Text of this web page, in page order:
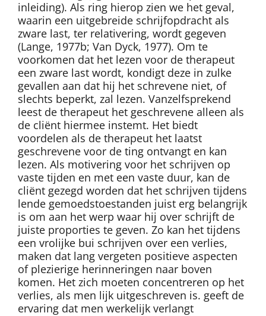
inleiding). Als ring hierop zien we het geval,
waarin een uitgebreide schrijfopdracht als
zware last, ter relativering, wordt gegeven
(Lange, 1977b; Van Dyck, 1977). Om te
voorkomen dat het lezen voor de therapeut
een zware last wordt, kondigt deze in zulke
gevallen aan dat hij het schrevene niet, of
slechts beperkt, zal lezen. Vanzelfsprekend
leest de therapeut het geschrevene alleen als
de cliënt hiermee instemt. Het biedt
voordelen als de therapeut het laatst
geschrevene voor de ting ontvangt en kan
lezen. Als motivering voor het schrijven op
vaste tijden en met een vaste duur, kan de
cliënt gezegd worden dat het schrijven tijdens
lende gemoedstoestanden juist erg belangrijk
is om aan het werp waar hij over schrijft de
juiste proporties te geven. Zo kan het tijdens
een vrolijke bui schrijven over een verlies,
maken dat lang vergeten positieve aspecten
of plezierige herinneringen naar boven
komen. Het zich moeten concentreren op het
verlies, als men lijk uitgeschreven is. geeft de
ervaring dat men werkelijk verlangt